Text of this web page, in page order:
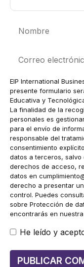
electrónico
EIP International
presente formulario
Educativa y
La finalidad de la
personales es
para el envío de
responsable del
consentimiento
datos a terceros, salvo
derechos de acceso,
datos en
derecho a presentar
control. Puedes
sobre Protección de
encontrarás en
He leído y